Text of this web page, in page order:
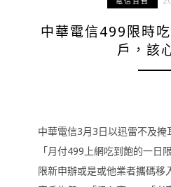
中華電信499限時
戶，該
中華電信3月3日以迅雷不及
「月付499上網吃到飽的一日
限新申辦或是或他業者攜碼移